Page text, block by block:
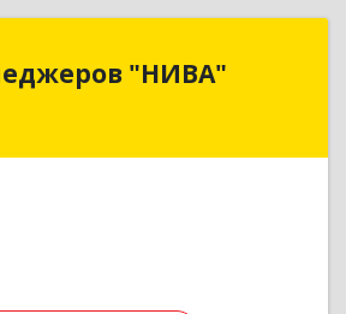
"НИВА"
обл, Сергиев Посад г,